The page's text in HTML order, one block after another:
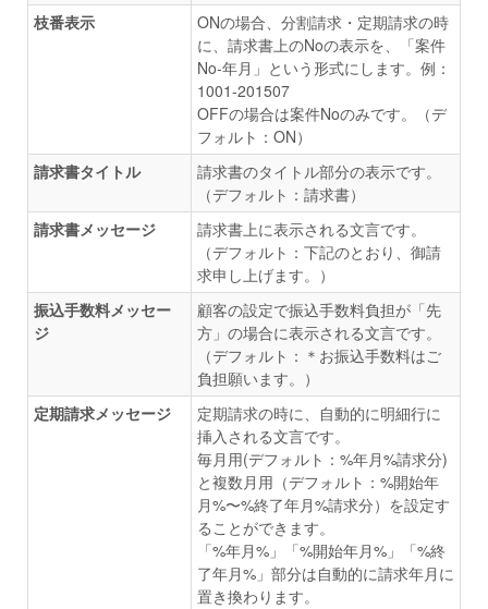
枝番表示
ONの場合、分割請求・定期請求の時
に、請求書上のNoの表示を、「案件
No-年月」という形式にします。例：
1001-201507
OFFの場合は案件Noのみです。（デ
フォルト：ON）
請求書タイトル
請求書のタイトル部分の表示です。
（デフォルト：請求書）
請求書メッセージ
請求書上に表示される文言です。
（デフォルト：下記のとおり、御請
求申し上げます。）
振込手数料メッセー
ジ
顧客の設定で振込手数料負担が「先
方」の場合に表示される文言です。
（デフォルト：＊お振込手数料はご
負担願います。）
定期請求メッセージ
定期請求の時に、自動的に明細行に
挿入される文言です。
毎月用(デフォルト：%年月%請求分)
と複数月用（デフォルト：%開始年
月%〜%終了年月%請求分）を設定す
ることができます。
「%年月%」「%開始年月%」「%終
了年月%」部分は自動的に請求年月に
置き換わります。